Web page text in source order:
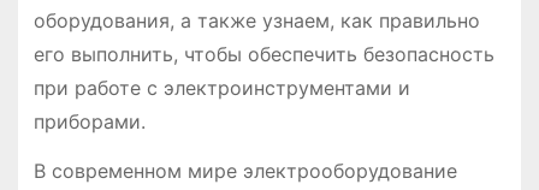
оборудования, а также узнаем, как правильно
его выполнить, чтобы обеспечить безопасность
при работе с электроинструментами и
приборами.
В современном мире электрооборудование